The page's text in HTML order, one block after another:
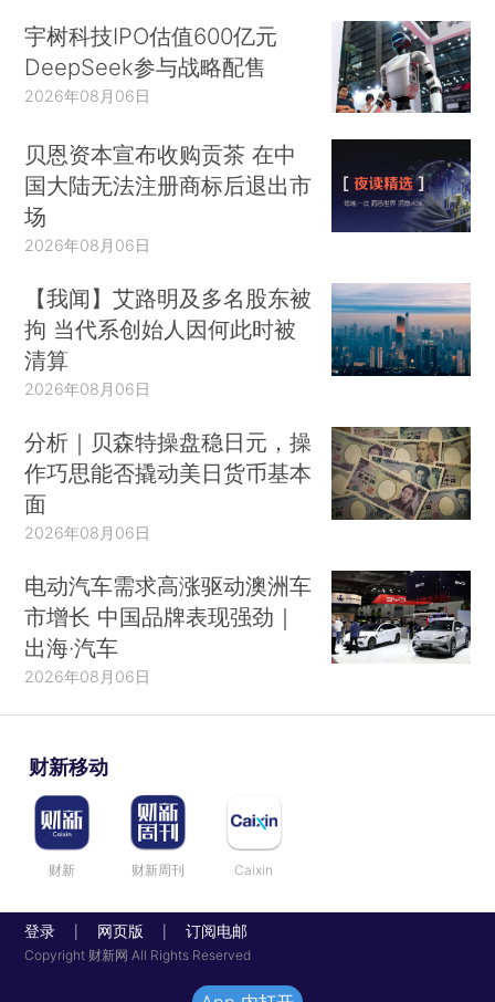
宇树科技IPO估值600亿元
DeepSeek参与战略配售
2026年08月06日
贝恩资本宣布收购贡茶 在中
国大陆无法注册商标后退出市
场
2026年08月06日
【我闻】艾路明及多名股东被
拘 当代系创始人因何此时被
清算
2026年08月06日
分析｜贝森特操盘稳日元，操
作巧思能否撬动美日货币基本
面
2026年08月06日
电动汽车需求高涨驱动澳洲车
市增长 中国品牌表现强劲｜
出海·汽车
2026年08月06日
财新移动
财新 财新周刊 Caixin
登录 网页版 订阅电邮
Copyright 财新网 All Rights Reserved